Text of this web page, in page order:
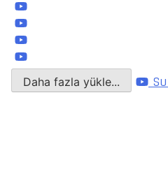
Daha fazla yükle...